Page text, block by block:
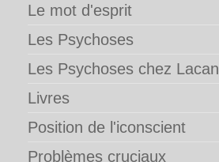
Le mot d'esprit
Les Psychoses
Les Psychoses chez Lacan
Livres
Position de l'iconscient
Problèmes cruciaux